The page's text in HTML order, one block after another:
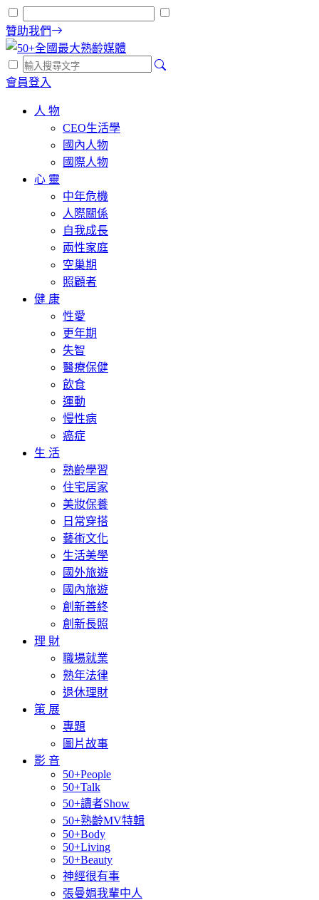
贊助我們
會員登入
人 物
CEO生活學
國內人物
國際人物
心 靈
中年危機
人際關係
自我成長
兩性家庭
空巢期
照顧者
健 康
性愛
更年期
失智
醫療保健
飲食
運動
慢性病
癌症
生 活
熟齡學習
住宅居家
美妝保養
日常穿搭
藝術文化
生活美學
國外旅遊
國內旅遊
創新善終
創新長照
理 財
職場就業
熟年法律
退休理財
策 展
專題
圖片故事
影 音
50+People
50+Talk
50+讀者Show
50+熟齡MV特輯
50+Body
50+Living
50+Beauty
神經很有事
張曼娟我輩中人